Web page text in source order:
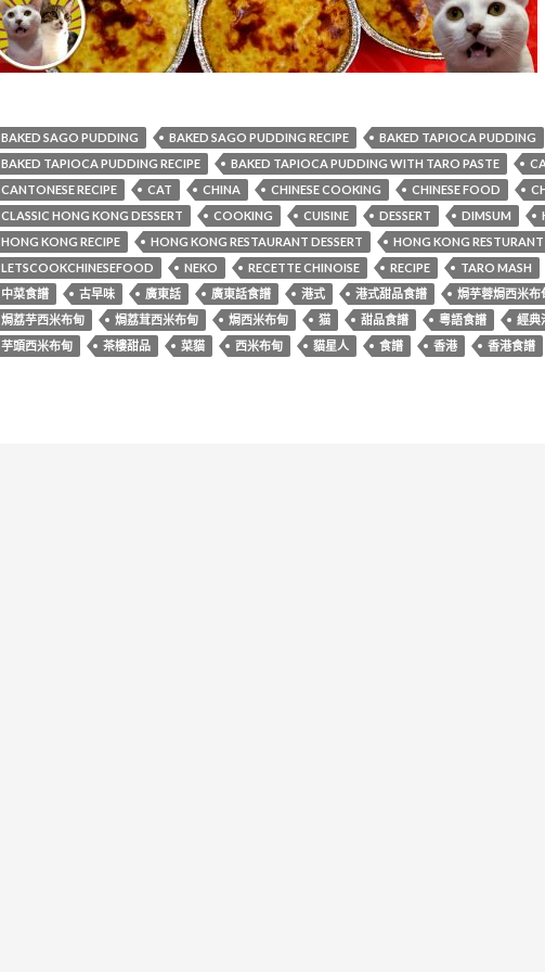
BAKED SAGO PUDDING BAKED SAGO PUDDING RECIPE
BAKED TAPIOCA PUDDING
BAKED TAPIOCA PUDDING RECIPE
BAKED TAPIOCA PUDDING WITH TARO PASTE
CANTONESE RECIPE
CAT CHINA CHINESE COOKING CHINESE FOOD
CLASSIC HONG KONG DESSERT
COOKING CUISINE DESSERT DIMSUM
HONG KONG RECIPE
HONG KONG RESTAURANT DESSERT HONG KONG RESTURANT
LETSCOOKCHINESEFOOD
NEKO RECETTE CHINOISE RECIPE TARO MASH
中菜食譜
古早味 廣東話 廣東話食譜 港式 港式甜品食譜 焗芋蓉焗西米布
焗荔芋西米布甸
焗荔茸西米布甸 焗西米布甸 猫 甜品食譜 粵語食譜 經典
芋頭西米布甸
茶樓甜品 菜貓 西米布甸 貓星人 食譜 香港 香港食譜